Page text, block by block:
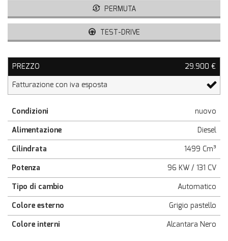
PERMUTA
TEST-DRIVE
PREZZO
29.900 €
Fatturazione con iva esposta
Condizioni
nuovo
Alimentazione
Diesel
Cilindrata
1499 Cm³
Potenza
96 KW / 131 CV
Tipo di cambio
Automatico
Colore esterno
Grigio pastello
Colore interni
Alcantara Nero